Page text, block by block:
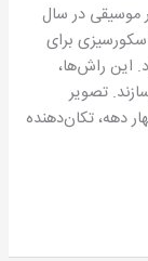
موسیقی در سال
برای
این راش‌ها،
و هوای نیمه‌ی دهه‌ی ۱۹۷۰ می‌سازند. تصویر
دهه، تکان‌دهنده